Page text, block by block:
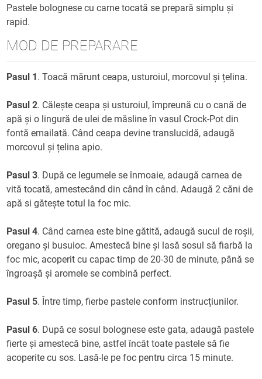
Pastele bolognese cu carne tocată se prepară simplu și
rapid.
MOD DE PREPARARE
Pasul 1. Toacă mărunt ceapa, usturoiul, morcovul și țelina.
Pasul 2. Călește ceapa și usturoiul, împreună cu o cană de
apă și o lingură de ulei de măsline în vasul Crock-Pot din
fontă emailată. Când ceapa devine translucidă, adaugă
morcovul și țelina apio.
Pasul 3. După ce legumele se înmoaie, adaugă carnea de
vită tocată, amestecând din când în când. Adaugă 2 căni de
apă si gătește totul la foc mic.
Pasul 4. Când carnea este bine gătită, adaugă sucul de roșii,
oregano și busuioc. Amestecă bine și lasă sosul să fiarbă la
foc mic, acoperit cu capac timp de 20-30 de minute, până se
îngroașă și aromele se combină perfect.
Pasul 5. Între timp, fierbe pastele conform instrucțiunilor.
Pasul 6. După ce sosul bolognese este gata, adaugă pastele
fierte și amestecă bine, astfel încât toate pastele să fie
acoperite cu sos. Lasă-le pe foc pentru circa 15 minute.